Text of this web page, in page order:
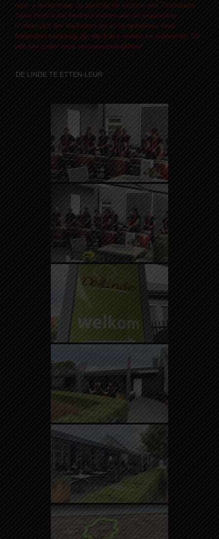
waar u herkenbaar op staat op de website van Tomodachi
Taiko moet u dat kenbaar maken aan de organisatie.
U moet zich wel realiseren dat er bij optredens vaak
fotografen aanwezig zijn die foto’s nemen en publiceren. Dit
valt niet onder onze verantwoordelijkheid!
DE LINDE TE ETTEN-LEUR